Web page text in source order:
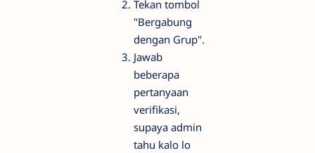
Tekan tombol
"Bergabung
dengan Grup".
Jawab
beberapa
pertanyaan
verifikasi,
supaya admin
tahu kalo lo